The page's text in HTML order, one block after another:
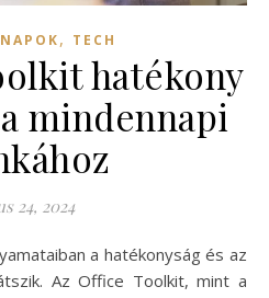
, TECH
hatékony
mindennapi
24, 2024
Az Office Toolkit, mint a